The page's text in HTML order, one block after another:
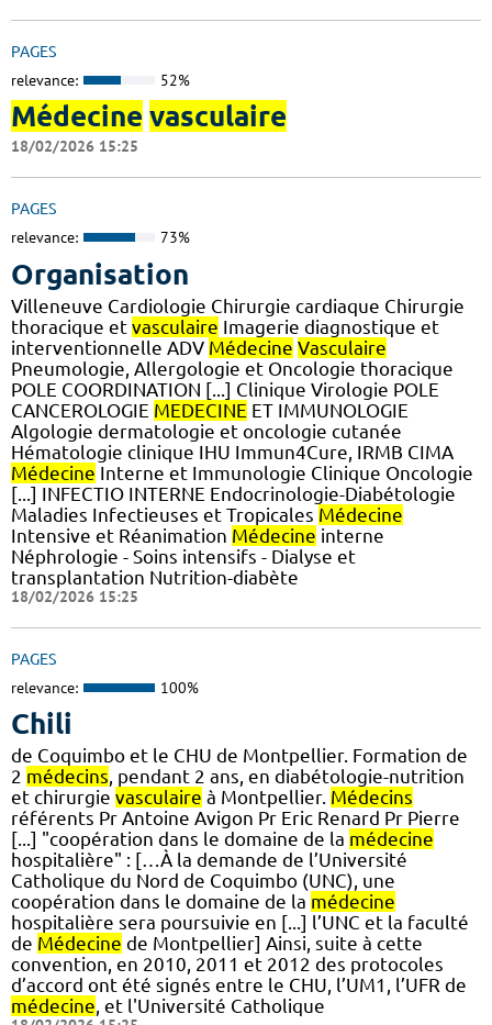
PAGES
relevance: 52%
Médecine vasculaire
18/02/2026 15:25
PAGES
relevance: 73%
Organisation
Villeneuve Cardiologie Chirurgie cardiaque Chirurgie
thoracique et vasculaire Imagerie diagnostique et
interventionnelle ADV Médecine Vasculaire
Pneumologie, Allergologie et Oncologie thoracique
POLE COORDINATION [...] Clinique Virologie POLE
CANCEROLOGIE MEDECINE ET IMMUNOLOGIE
Algologie dermatologie et oncologie cutanée
Hématologie clinique IHU Immun4Cure, IRMB CIMA
Médecine Interne et Immunologie Clinique Oncologie
[...] INFECTIO INTERNE Endocrinologie-Diabétologie
Maladies Infectieuses et Tropicales Médecine
Intensive et Réanimation Médecine interne
Néphrologie - Soins intensifs - Dialyse et
transplantation Nutrition-diabète
18/02/2026 15:25
PAGES
relevance: 100%
Chili
de Coquimbo et le CHU de Montpellier. Formation de
2 médecins, pendant 2 ans, en diabétologie-nutrition
et chirurgie vasculaire à Montpellier. Médecins
référents Pr Antoine Avigon Pr Eric Renard Pr Pierre
[...] "coopération dans le domaine de la médecine
hospitalière" : […À la demande de l’Université
Catholique du Nord de Coquimbo (UNC), une
coopération dans le domaine de la médecine
hospitalière sera poursuivie en [...] l’UNC et la faculté
de Médecine de Montpellier] Ainsi, suite à cette
convention, en 2010, 2011 et 2012 des protocoles
d’accord ont été signés entre le CHU, l’UM1, l’UFR de
médecine, et l'Université Catholique